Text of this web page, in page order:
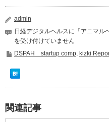
admin
日経デジタルヘルスに「アニマル
を受け付けていません
DSPAH startup comp, kizki
関連記事